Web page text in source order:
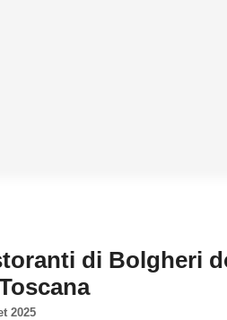
di Bolgheri
2025